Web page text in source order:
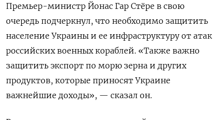
Премьер-министр Йонас Гар Стёре в свою
очередь подчеркнул, что необходимо защитить
население Украины и ее инфраструктуру от атак
российских военных кораблей. «Также важно
защитить экспорт по морю зерна и других
продуктов, которые приносят Украине
важнейшие доходы», — сказал он.